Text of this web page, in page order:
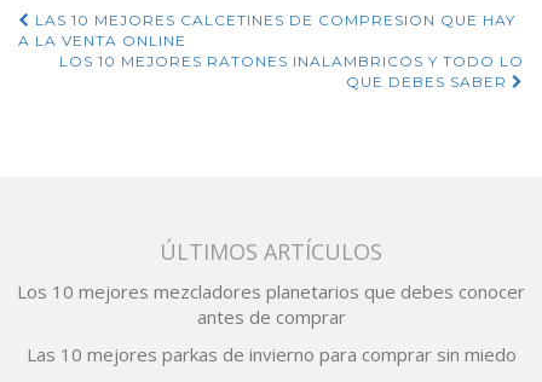
Navegación
de
LAS 10 MEJORES CALCETINES DE COMPRESION QUE HAY
A LA VENTA ONLINE
LOS 10 MEJORES RATONES INALAMBRICOS Y TODO LO
QUE DEBES SABER
ÚLTIMOS ARTÍCULOS
Los 10 mejores mezcladores planetarios que debes conocer
antes de comprar
Las 10 mejores parkas de invierno para comprar sin miedo